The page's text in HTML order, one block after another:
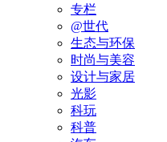
专栏
@世代
生态与环保
时尚与美容
设计与家居
光影
科玩
科普